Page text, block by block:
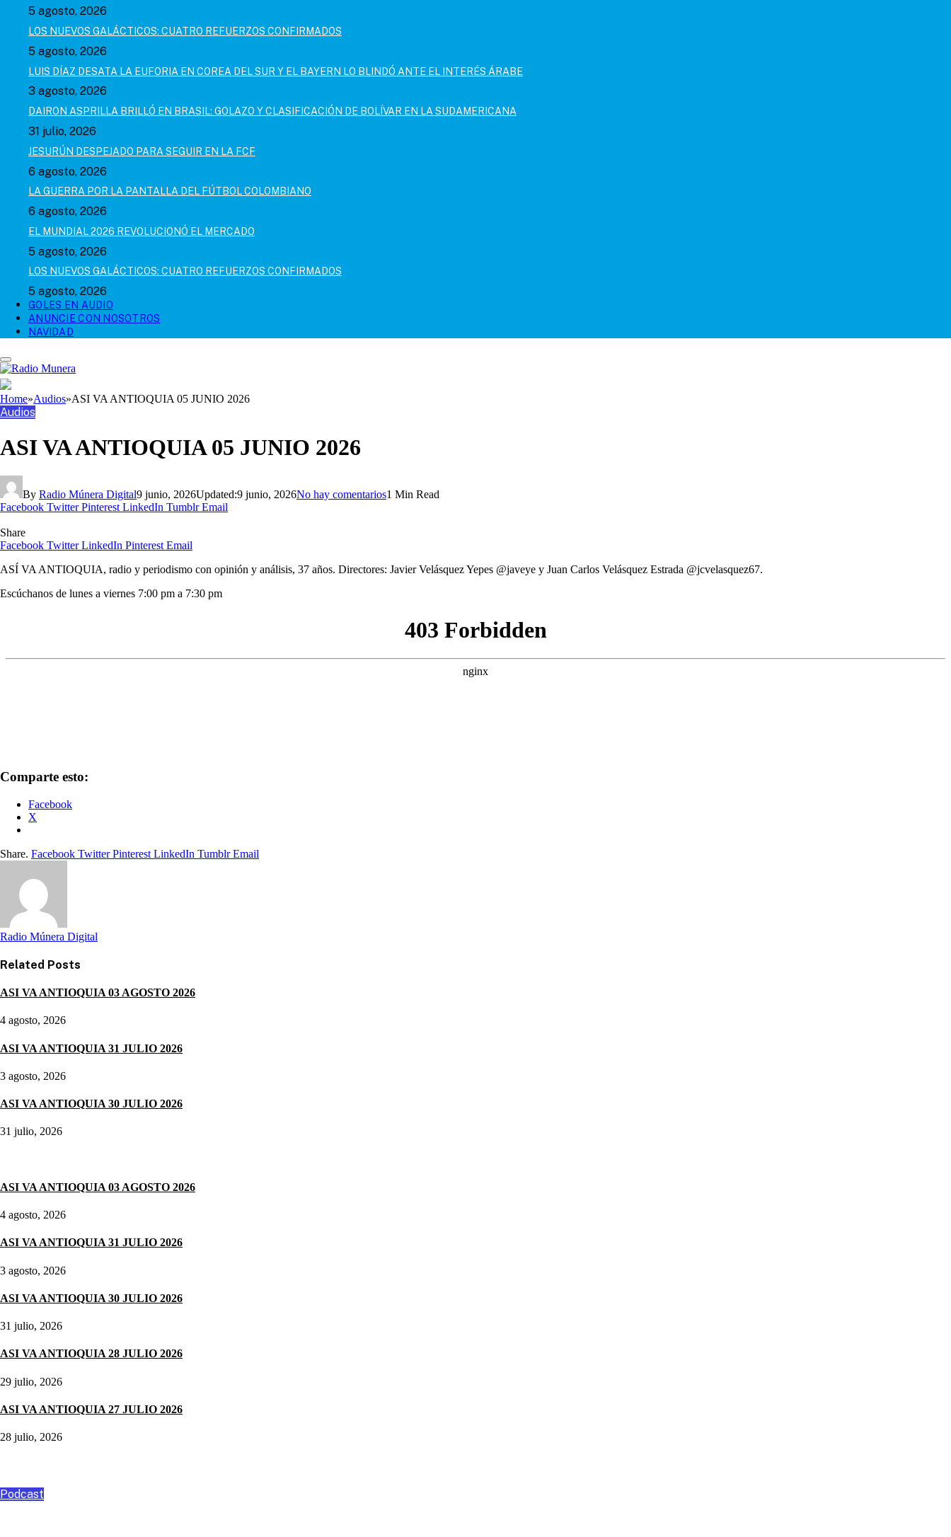
5 agosto, 2026
LOS NUEVOS GALÁCTICOS: CUATRO REFUERZOS CONFIRMADOS
5 agosto, 2026
LUIS DÍAZ DESATA LA EUFORIA EN COREA DEL SUR Y EL BAYERN LO BLINDÓ ANTE EL INTERÉS ÁRABE
3 agosto, 2026
DAIRON ASPRILLA BRILLÓ EN BRASIL: GOLAZO Y CLASIFICACIÓN DE BOLÍVAR EN LA SUDAMERICANA
31 julio, 2026
JESURÚN DESPEJADO PARA SEGUIR EN LA FCF
6 agosto, 2026
LA GUERRA POR LA PANTALLA DEL FÚTBOL COLOMBIANO
6 agosto, 2026
EL MUNDIAL 2026 REVOLUCIONÓ EL MERCADO
5 agosto, 2026
LOS NUEVOS GALÁCTICOS: CUATRO REFUERZOS CONFIRMADOS
5 agosto, 2026
GOLES EN AUDIO
ANUNCIE CON NOSOTROS
NAVIDAD
Home»Audios»ASI VA ANTIOQUIA 05 JUNIO 2026
Audios
ASI VA ANTIOQUIA 05 JUNIO 2026
By Radio Múnera Digital9 junio, 2026Updated:9 junio, 2026No hay comentarios1 Min Read
Facebook Twitter Pinterest LinkedIn Tumblr Email
Share
Facebook Twitter LinkedIn Pinterest Email
ASÍ VA ANTIOQUIA, radio y periodismo con opinión y análisis, 37 años. Directores: Javier Velásquez Yepes @javeye y Juan Carlos Velásquez Estrada @jcvelasquez67.
Escúchanos de lunes a viernes 7:00 pm a 7:30 pm
Comparte esto:
Facebook
X
Share. Facebook Twitter Pinterest LinkedIn Tumblr Email
Radio Múnera Digital
Related Posts
ASI VA ANTIOQUIA 03 AGOSTO 2026
4 agosto, 2026
ASI VA ANTIOQUIA 31 JULIO 2026
3 agosto, 2026
ASI VA ANTIOQUIA 30 JULIO 2026
31 julio, 2026
ASI VA ANTIOQUIA 03 AGOSTO 2026
4 agosto, 2026
ASI VA ANTIOQUIA 31 JULIO 2026
3 agosto, 2026
ASI VA ANTIOQUIA 30 JULIO 2026
31 julio, 2026
ASI VA ANTIOQUIA 28 JULIO 2026
29 julio, 2026
ASI VA ANTIOQUIA 27 JULIO 2026
28 julio, 2026
Podcast